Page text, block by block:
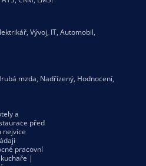
, Vývoj, IT, Automobil,
mzda, Nadřízený, Hodnocení,